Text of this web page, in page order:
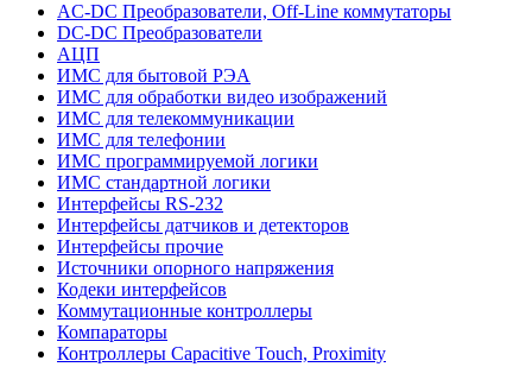
AC-DC Преобразователи, Off-Line коммутаторы
DC-DC Преобразователи
АЦП
ИМС для бытовой РЭА
ИМС для обработки видео изображений
ИМС для телекоммуникации
ИМС для телефонии
ИМС программируемой логики
ИМС стандартной логики
Интерфейсы RS-232
Интерфейсы датчиков и детекторов
Интерфейсы прочие
Источники опорного напряжения
Кодеки интерфейсов
Коммутационные контроллеры
Компараторы
Контроллеры Capacitive Touch, Proximity